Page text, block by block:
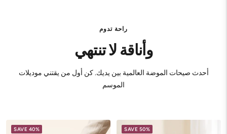
راحة تدوم
وأناقة لا تنتهي
أحدث صيحات الموضة العالمية بين يديك. كن أول من يقتني موديلات
الموسم
SAVE 40% SAVE 50%